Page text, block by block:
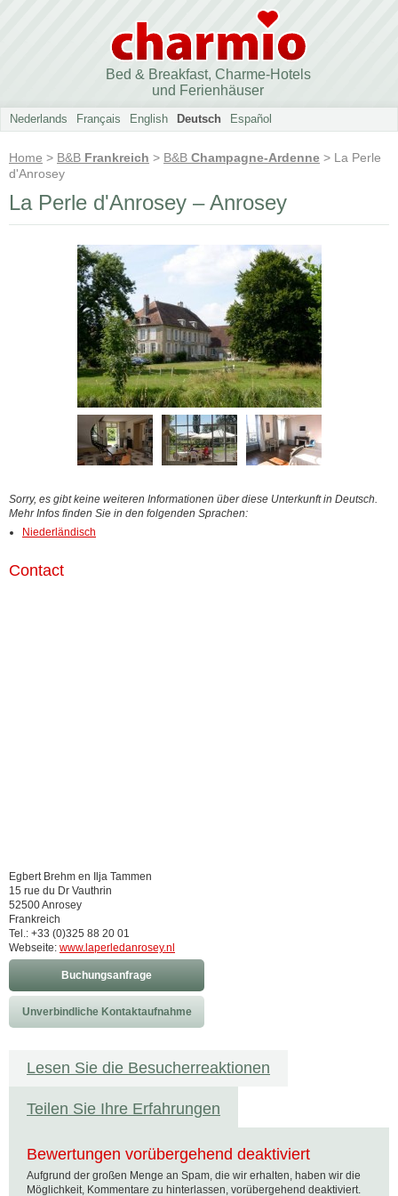
Bed & Breakfast, Charme-Hotels
und Ferienhäuser
Nederlands Français English Deutsch Español
Home > B&B Frankreich > B&B Champagne-Ardenne > La Perle
d'Anrosey
La Perle d'Anrosey – Anrosey
Sorry, es gibt keine weiteren Informationen über diese Unterkunft in Deutsch.
Mehr Infos finden Sie in den folgenden Sprachen:
Niederländisch
Contact
Egbert Brehm en Ilja Tammen
15 rue du Dr Vauthrin
52500 Anrosey
Frankreich
Tel.: +33 (0)325 88 20 01
Webseite: www.laperledanrosey.nl
Buchungsanfrage
Unverbindliche Kontaktaufnahme
Lesen Sie die Besucherreaktionen
Teilen Sie Ihre Erfahrungen
Bewertungen vorübergehend deaktiviert
Aufgrund der großen Menge an Spam, die wir erhalten, haben wir die
Möglichkeit, Kommentare zu hinterlassen, vorübergehend deaktiviert.